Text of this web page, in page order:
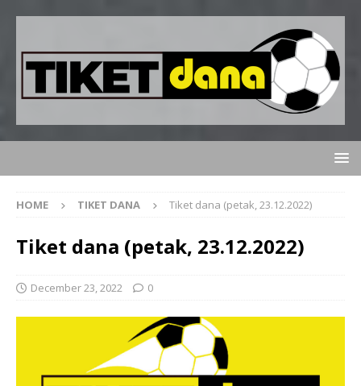
HOME TIKET DANA Tiket dana (petak, 23.12.2022)
Tiket dana (petak, 23.12.2022)
December 23, 2022 0